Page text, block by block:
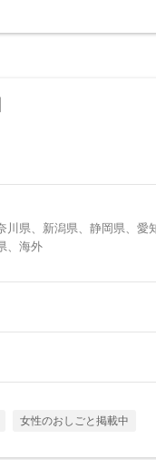
県、新潟県、静岡県、愛
、海外
女性のおしごと掲載中